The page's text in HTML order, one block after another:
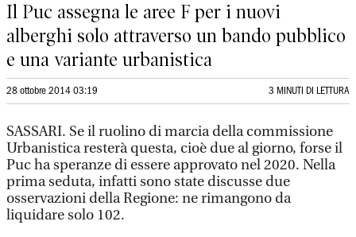
Il Puc assegna le aree F per i nuovi
alberghi solo attraverso un bando pubblico
e una variante urbanistica
28 ottobre 2014 03:19 3 MINUTI DI LETTURA
SASSARI. Se il ruolino di marcia della commissione
Urbanistica resterà questa, cioè due al giorno, forse il
Puc ha speranze di essere approvato nel 2020. Nella
prima seduta, infatti sono state discusse due
osservazioni della Regione: ne rimangono da
liquidare solo 102.